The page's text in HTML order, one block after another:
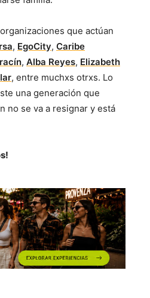
que actúan
, EgoCity, Caribe
, Alba Reyes, Elizabeth
, entre muchxs otrxs. Lo
una generación que
no se va a resignar y está